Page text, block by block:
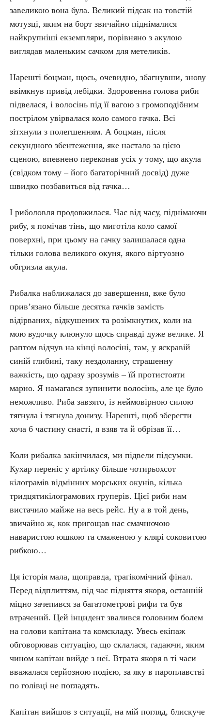
завеликою вона була. Великий підсак на товстій
мотузці, яким на борт звичайно піднімалися
найкрупніші екземпляри, порівняно з акулою
виглядав маленьким сачком для метеликів.
Нарешті боцман, щось, очевидно, збагнувши, знову
ввімкнув привід лебідки. Здоровенна голова риби
підвелася, і волосінь під її вагою з громоподібним
пострілом увірвалася коло самого гачка. Всі
зітхнули з полегшенням. А боцман, після
секундного збентеження, яке настало за цією
сценою, впевнено переконав усіх у тому, що акула
(свідком тому – його багаторічний досвід) дуже
швидко позбавиться від гачка…
І риболовля продовжилася. Час від часу, піднімаючи
рибу, я помічав тінь, що миготіла коло самої
поверхні, при цьому на гачку залишалася одна
тільки голова великого окуня, якого віртуозно
обгризла акула.
Рибалка наближалася до завершення, вже було
прив’язано більше десятка гачків замість
відірваних, відкушених та розімкнутих, коли на
мою вудочку клюнуло щось справді дуже велике. Я
раптом відчув на кінці волосіні, там, у яскравій
синій глибині, таку нездоланну, страшенну
важкість, що одразу зрозумів – їй протистояти
марно. Я намагався зупинити волосінь, але це було
неможливо. Риба завзято, із неймовірною силою
тягнула і тягнула донизу. Нарешті, щоб зберегти
хоча б частину снасті, я взяв та й обрізав її…
Коли рибалка закінчилася, ми підвели підсумки.
Кухар переніс у артілку більше чотирьохсот
кілограмів відмінних морських окунів, кілька
тридцятикілограмових груперів. Цієї риби нам
вистачило майже на весь рейс. Ну а в той день,
звичайно ж, кок пригощав нас смачнючою
наваристою юшкою та смаженою у клярі соковитою
рибкою…
Ця історія мала, щоправда, трагікомічний фінал.
Перед відплиттям, під час підняття якоря, останній
міцно зачепився за багатометрові рифи та був
втрачений. Цей інцидент звалився головним болем
на голови капітана та комскладу. Увесь екіпаж
обговорював ситуацію, що склалася, гадаючи, яким
чином капітан вийде з неї. Втрата якоря в ті часи
вважалася серйозною подією, за яку в пароплавстві
по голівці не погладять.
Капітан вийшов з ситуації, на мій погляд, блискуче